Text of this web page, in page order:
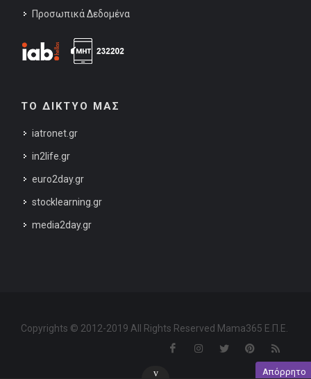
Προσωπικά Δεδομένα
ΤΟ ΔΙΚΤΥΟ ΜΑΣ
iatronet.gr
in2life.gr
euro2day.gr
stocklearning.gr
media2day.gr
Copyrights © 2012-2019 All Rights Reserved Mama365 Ε.Π.Ε.
Απόρρητο
v